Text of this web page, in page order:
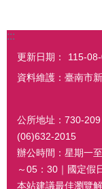
:::
更新日期：
115-
資料維護：臺南市
公所地址：730-
(06)632-2015
辦公時間：星期一
～05：30｜國定假
本站建議最佳瀏覽